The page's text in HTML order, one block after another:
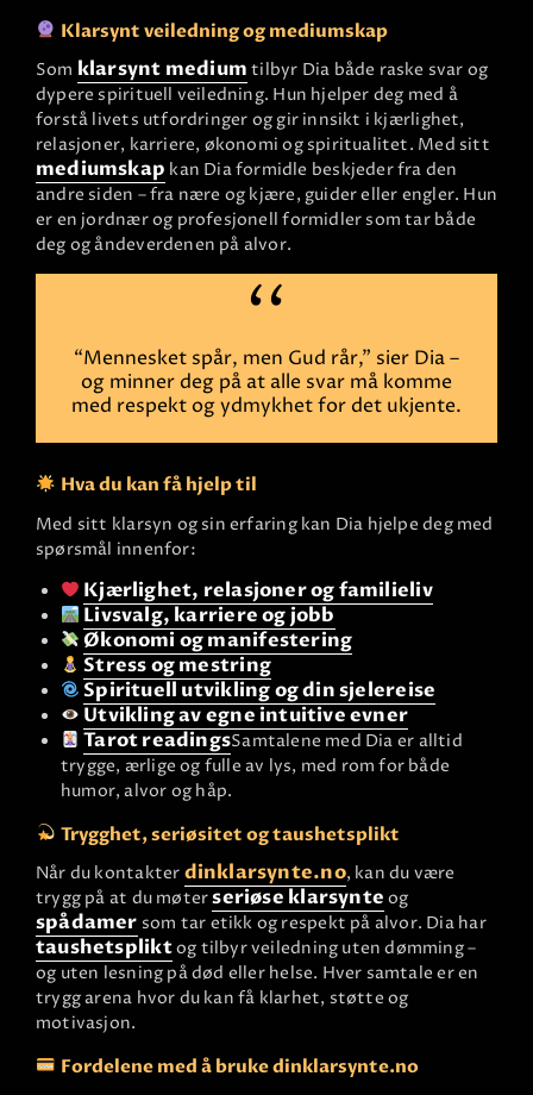
Klarsynt veiledning og mediumskap
Som klarsynt medium tilbyr Dia både raske svar og
dypere spirituell veiledning. Hun hjelper deg med å
forstå livets utfordringer og gir innsikt i kjærlighet,
relasjoner, karriere, økonomi og spiritualitet. Med sitt
mediumskap kan Dia formidle beskjeder fra den
andre siden – fra nære og kjære, guider eller engler. Hun
er en jordnær og profesjonell formidler som tar både
deg og åndeverdenen på alvor.
“Mennesket spår, men Gud rår,” sier Dia –
og minner deg på at alle svar må komme
med respekt og ydmykhet for det ukjente.
Hva du kan få hjelp til
Med sitt klarsyn og sin erfaring kan Dia hjelpe deg med
spørsmål innenfor:
Kjærlighet, relasjoner og familieliv
Livsvalg, karriere og jobb
Økonomi og manifestering
Stress og mestring
Spirituell utvikling og din sjelereise
Utvikling av egne intuitive evner
Tarot readingsSamtalene med Dia er alltid
trygge, ærlige og fulle av lys, med rom for både
humor, alvor og håp.
Trygghet, seriøsitet og taushetsplikt
Når du kontakter dinklarsynte.no, kan du være
trygg på at du møterseriøse klarsynte og
spådamer som tar etikk og respekt på alvor. Dia har
taushetspliktog tilbyr veiledning uten dømming –
og uten lesning på død eller helse. Hver samtale er en
trygg arena hvor du kan få klarhet, støtte og
motivasjon.
Fordelene med å bruke dinklarsynte.no